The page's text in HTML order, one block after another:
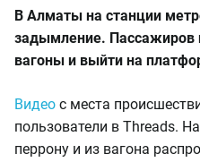
В Алматы на станции
задымление. Пассажиров
вагоны и выйти на
Видео с места
пользователи в Threads.
перрону и из вагона